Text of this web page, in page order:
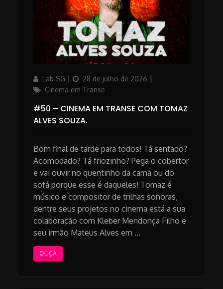
AuthorLab SG
Updated
on
28 de julho de 2026
Cinema em Transe
#50 – CINEMA EM TRANSE COM TOMAZ
ALVES SOUZA.
Bom final de tarde para todos! Tá sentado?
Acomodado? Tá friozinho? Pega o cobertor
e vai ouvir no quentinho da cama ou do
sofá porque esse é daqueles! Tomaz é
músico e compositor de trilhas sonoras,
dentre seus projetos no cinema está a sua
colaboração com Kleber Mendonça Filho e
seu irmão Mateus Alves em …
OUÇA